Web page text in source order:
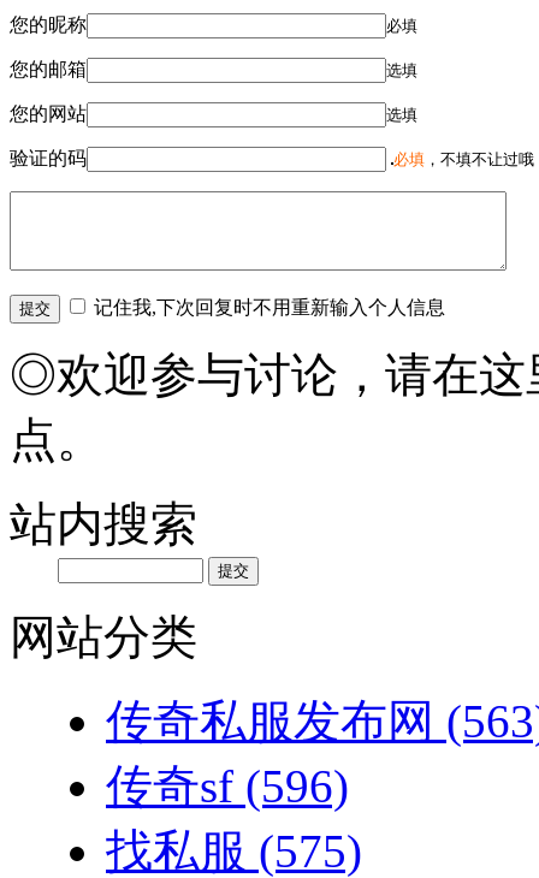
您的昵称 必填
您的邮箱 选填
您的网站 选填
验证的码 必填 ，不填不让过
记住我,下次回复时不用重新输入个人信息
◎欢迎参与讨论，请在这
点。
站内搜索
网站分类
传奇私服发布网
传奇sf (596)
找私服 (575)